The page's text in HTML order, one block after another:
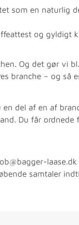
som en naturlig
og gyldigt
Og det gør vi
branche – og så
del af en af
Du får ordnede
samtaler